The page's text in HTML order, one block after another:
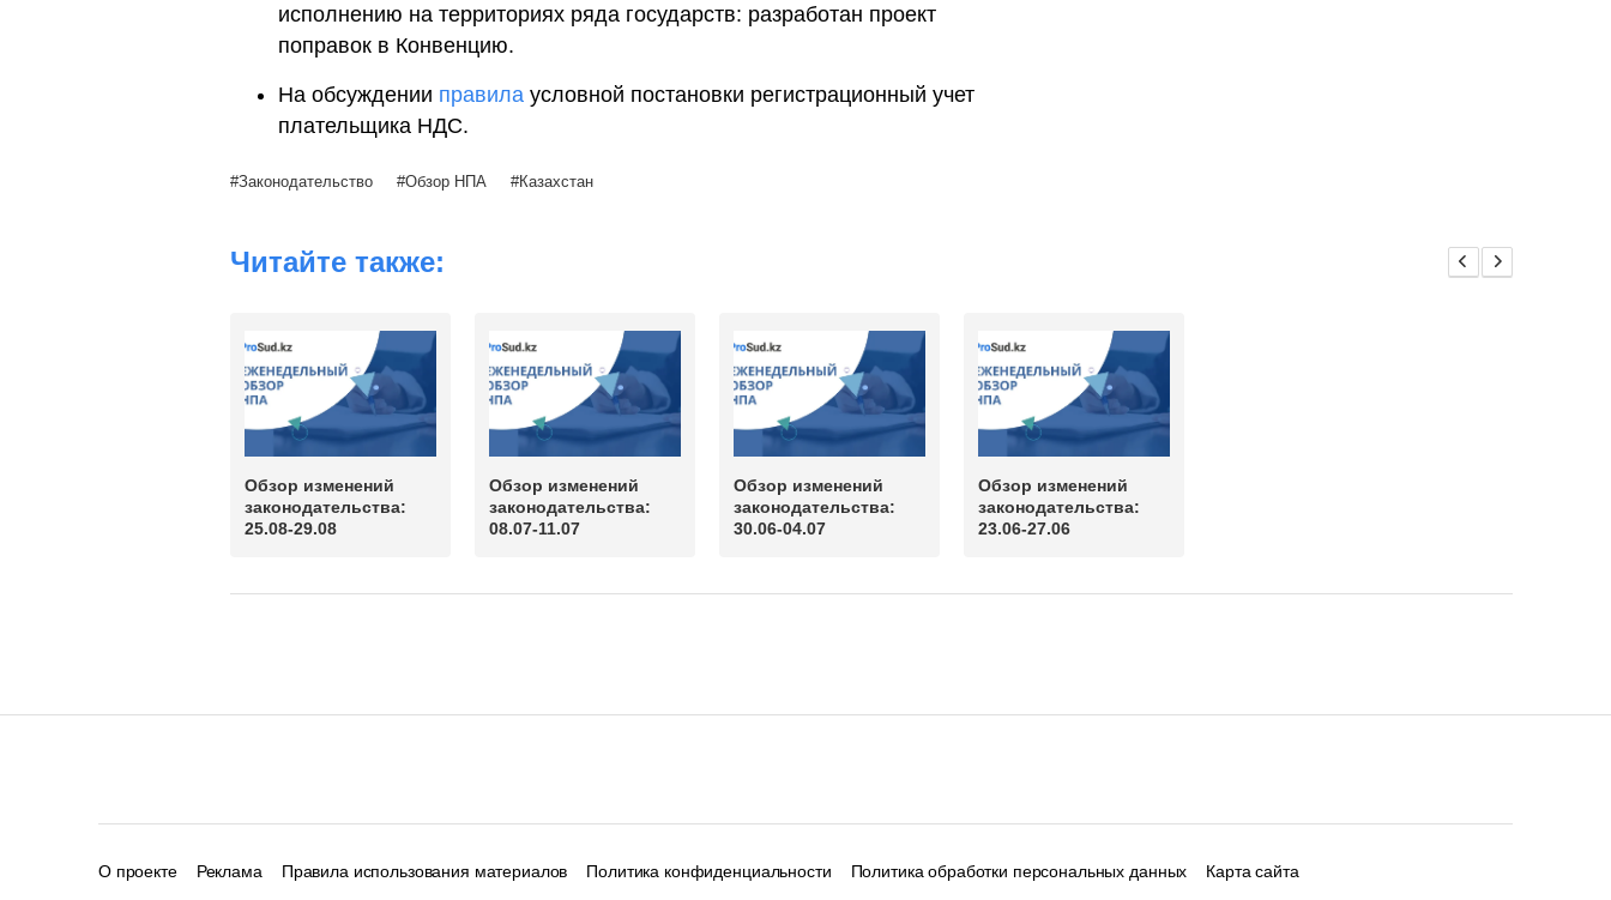
исполнению на территориях ряда государств: разработан проект
поправок в Конвенцию.
На обсуждении правила условной постановки регистрационный учет
плательщика НДС.
Законодательство Обзор НПА Казахстан
Читайте также:
Обзор изменений
законодательства:
25.08-29.08
Обзор изменений
законодательства:
08.07-11.07
Обзор изменений
законодательства:
30.06-04.07
Обзор изменений
законодательства:
23.06-27.06
О проекте Реклама Правила использования материалов Политика конфиденциальности Политика обработки персональных данных Карта сайта